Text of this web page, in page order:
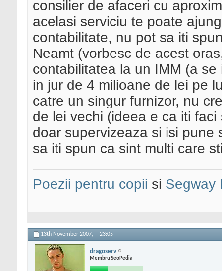
consilier de afaceri cu
acelasi serviciu te poate
contabilitate, nu pot sa iti
Neamt (vorbesc de acest
contabilitatea la un IMM (a
in jur de 4 milioane de lei pe
catre un singur furnizor, nu
de lei vechi (ideea e ca iti
doar supervizeaza si isi pune
sa iti spun ca sint multi care
Poezii pentru copii si Segway
13th November 2007, 23:05
dragoserv
Membru SeoPedia